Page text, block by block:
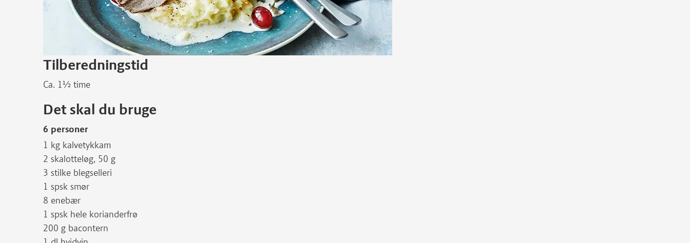
Tilberedningstid
Ca. 1½ time
Det skal du bruge
6 personer
1 kg kalvetykkam
2 skalotteløg, 50 g
3 stilke blegselleri
1 spsk smør
8 enebær
1 spsk hele korianderfrø
200 g bacontern